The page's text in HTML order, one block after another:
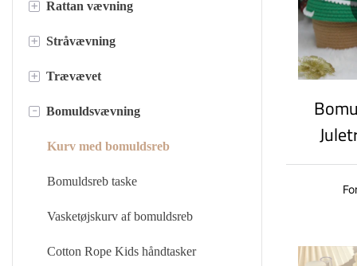
Fletkunst
Cykelkurv
Kurv til kæledyr
Opbevaringskurv i flet
Kurvekurve i flet
Pil vasketøjskurv
Pileopbevaringskurve
Picnickurv med pil
+ Rattan vævning
Opbevaringskurv i rattan
Rattan bakke
+ Stråvævning
Stråpotte
Stråhåndtaske
Halm opbevaringskurve
Stråfrugtkurv
Halmtæppe
+ Trævævet
Vævede trækurve
Trævægkurv
- Bomuldsvævning
Kurv med bomuldsreb
Bomuldsreb taske
Vasketøjskurv af bomuldsreb
Cotton Rope Kids håndtasker
design